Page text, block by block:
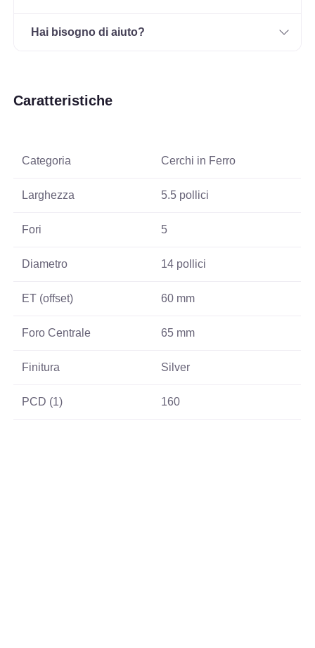
Hai bisogno di aiuto?
Caratteristiche
Categoria Cerchi in Ferro
Larghezza 5.5 pollici
Fori 5
Diametro 14 pollici
ET (offset) 60 mm
Foro Centrale 65 mm
Finitura Silver
PCD (1) 160